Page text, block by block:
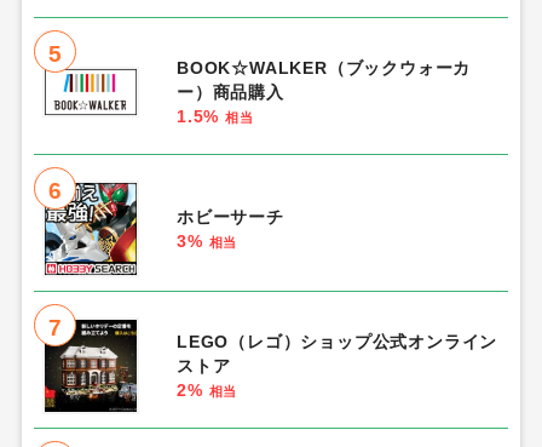
5
BOOK☆WALKER（ブックウォーカ
ー）商品購入
1.5% 相当
6
ホビーサーチ
3% 相当
7
LEGO（レゴ）ショップ公式オンライン
ストア
2% 相当